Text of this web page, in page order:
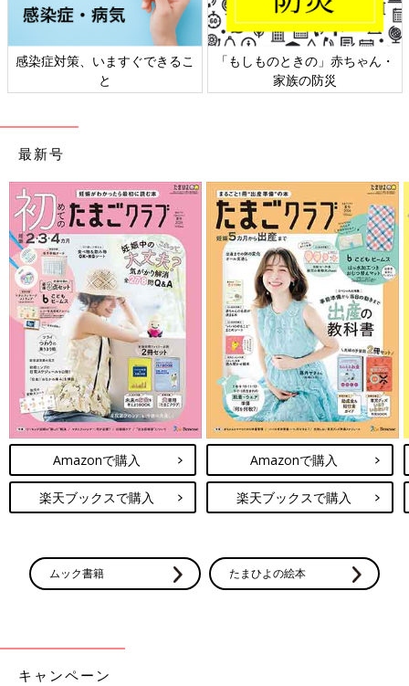
・2021年８月９日～2021年８月16日実施／2021年12月生まれル
・2021年９月６日～2021年９月13日実施／2022年1月生まれル
ーム
・2021年10月11日～2021年10月18日実施／2022年２月生まれ
・2021年11月８日～2021年11月15日実施／2022年３月生まれ
ルーム
ルーム
・2022年1月３日～2022年１月10日実施／2022年５月生まれル
ーム
・2022年2月７日～2022年２月14日実施／2022年６月生まれル
ーム
妊娠・出産におススメのアプリ
アプリ「まいにちのたまひよ」
け。同じ出産月のママ同士で情報交換したり、励ましあったりで
きる「ルーム」や、写真だけでは伝わらない”できごと”を簡単に
感染症対策、いますぐできるこ
と
「もしものときの」赤ちゃん・
家族の防災
最新号
Amazonで購入
楽天ブックスで購入
Amazonで購入
楽天ブックスで購入
ムック書籍 たまひよの絵本
キャンペーン